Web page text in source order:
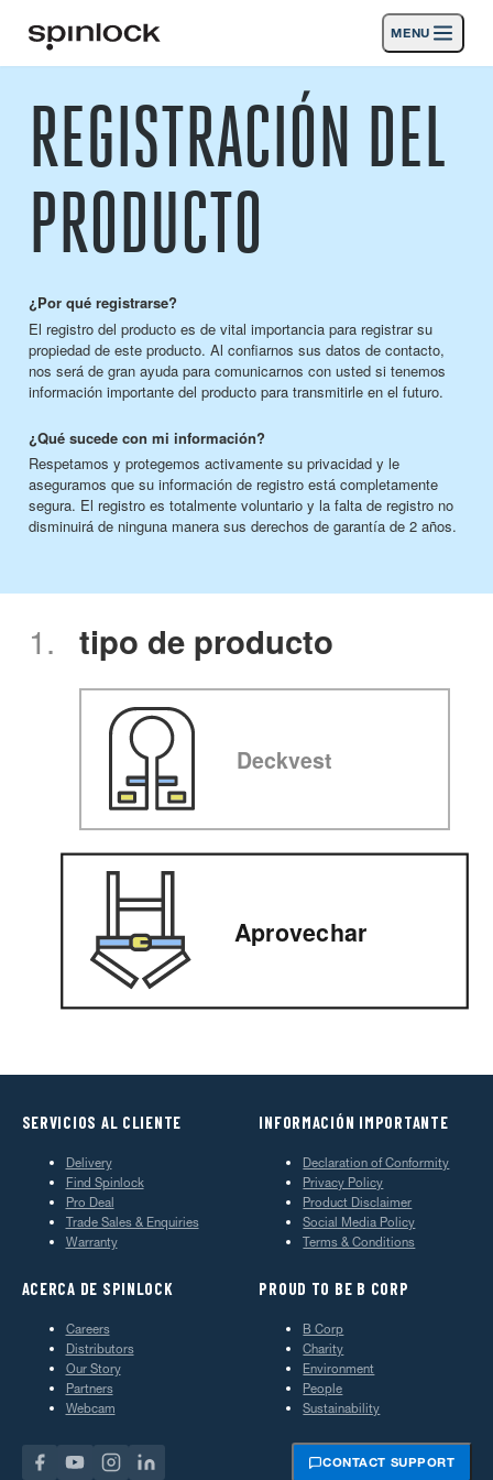
Deutsch English Español Français
Italiano
Nederlands
UBICACIÓN:
Europe
MENU
Productos
Actividades
Noticias
Apoyo
SPORT & LEISURE INDUSTRIAL
REST OF WORLD · ESPAÑOL
Búsqueda distribuidores
REGISTRACIÓN DEL
PRODUCTO
¿Por qué registrarse?
El registro del producto es de vital importancia para registrar su
propiedad de este producto. Al confiarnos sus datos de contacto,
nos será de gran ayuda para comunicarnos con usted si tenemos
información importante del producto para transmitirle en el futuro.
¿Qué sucede con mi información?
Respetamos y protegemos activamente su privacidad y le
aseguramos que su información de registro está completamente
segura. El registro es totalmente voluntario y la falta de registro no
disminuirá de ninguna manera sus derechos de garantía de 2 años.
1. tipo de producto
Deckvest
Aprovechar
SERVICIOS AL CLIENTE
Delivery
Find Spinlock
Pro Deal
Trade Sales & Enquiries
Warranty
INFORMACIÓN IMPORTANTE
Declaration of Conformity
Privacy Policy
Product Disclaimer
Social Media Policy
Terms & Conditions
ACERCA DE SPINLOCK
Careers
Distributors
Our Story
Partners
Webcam
PROUD TO BE B CORP
B Corp
Charity
Environment
People
Sustainability
CONTACT SUPPORT